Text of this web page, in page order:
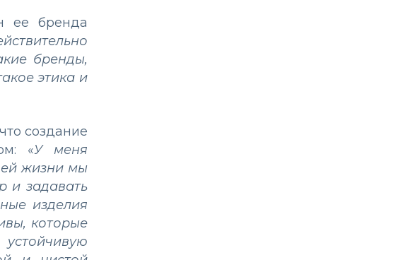
ее бренда
бренды,
этика и
создание
«У меня
жизни мы
и задавать
изделия
которые